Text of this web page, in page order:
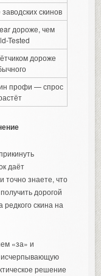
скинов
дороже, чем
Tested
дороже
профи — спрос
даёт
точно знаете, что
дорогой
скина на
«за» и
исчерпывающую
решение